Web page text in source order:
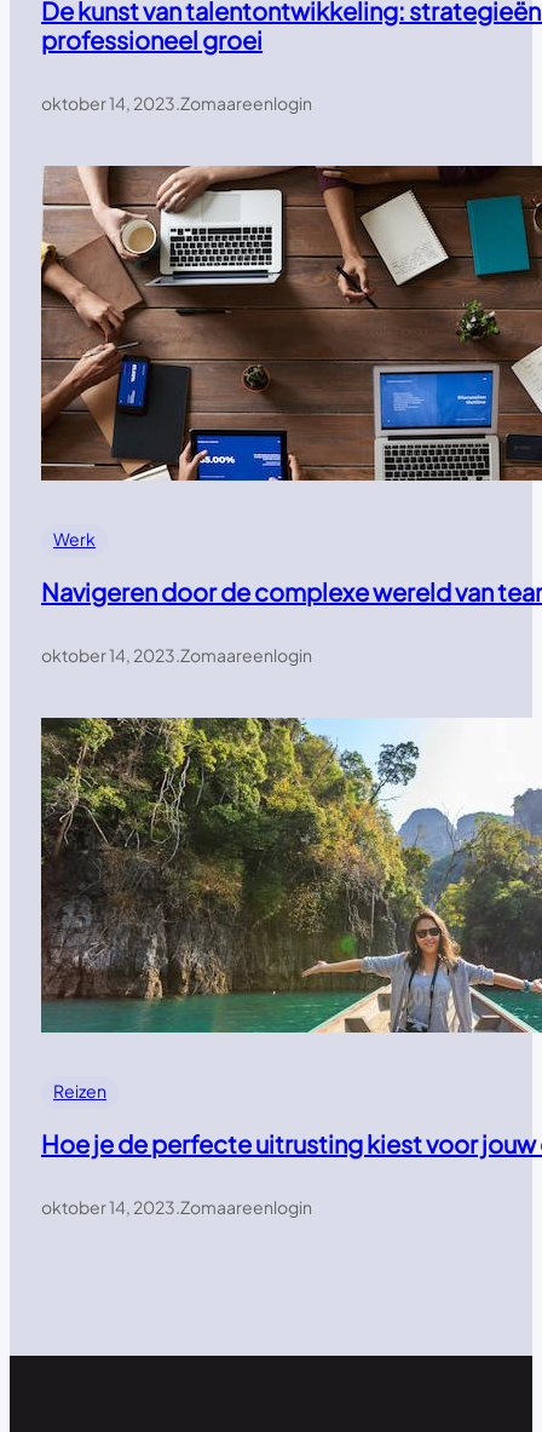
De kunst van talentontwikkeling:
professioneel groei
oktober 14, 2023.Zomaareenlogin
Werk
Navigeren door de complexe wereld van
oktober 14, 2023.Zomaareenlogin
Reizen
Hoe je de perfecte uitrusting kiest voor
oktober 14, 2023.Zomaareenlogin